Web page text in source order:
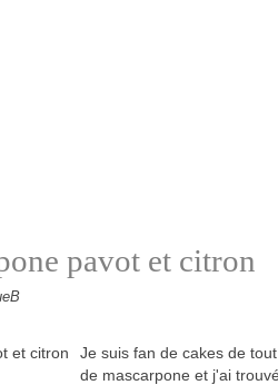
pavot et citron
Je suis fan de cakes de
de mascarpone et j'ai